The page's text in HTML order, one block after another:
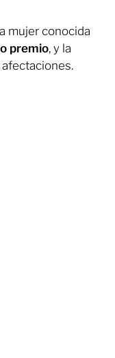
mujer conocida
premio, y la